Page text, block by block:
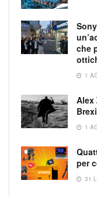
che
1
Alex
1
per
31